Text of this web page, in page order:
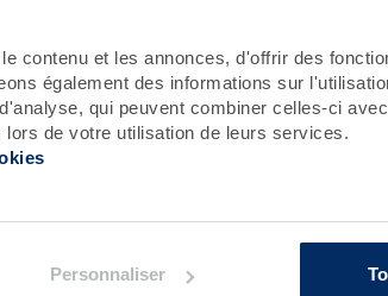
contenu et les annonces, d'offrir des
également des informations sur
qui peuvent combiner celles-ci
de votre utilisation de leurs services.
Personnaliser